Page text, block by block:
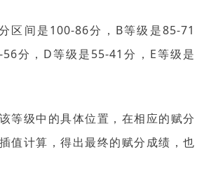
区间是100-86分，B等级是85-71
分，D等级是55-41分，E等级是
等级中的具体位置，在相应的赋分
值计算，得出最终的赋分成绩，也